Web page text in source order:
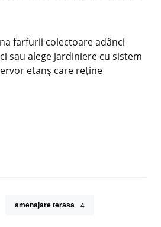
farfurii colectoare adânci
sau alege jardiniere cu sistem
etanș care reține
amenajare terasa 4